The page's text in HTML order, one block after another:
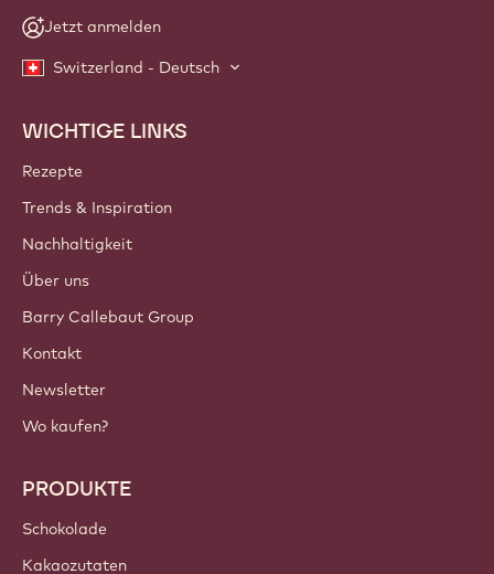
Jetzt anmelden
Switzerland - Deutsch
Footer
Callebaut
WICHTIGE LINKS
Rezepte
Trends & Inspiration
Nachhaltigkeit
Über uns
Barry Callebaut Group
Kontakt
Newsletter
Wo kaufen?
PRODUKTE
Schokolade
Kakaozutaten